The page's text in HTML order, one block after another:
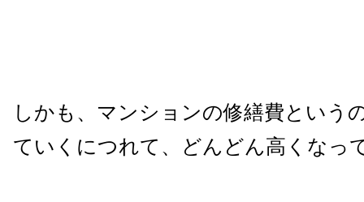
しかも、マンションの修繕費という
ていくにつれて、どんどん高くなっ